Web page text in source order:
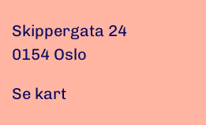
Skippergata 24
0154 Oslo
Se kart